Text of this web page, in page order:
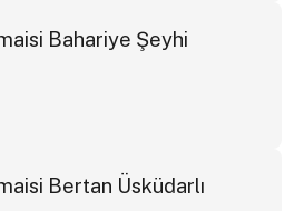
Bahariye Şeyhi
Bertan Üsküdarlı